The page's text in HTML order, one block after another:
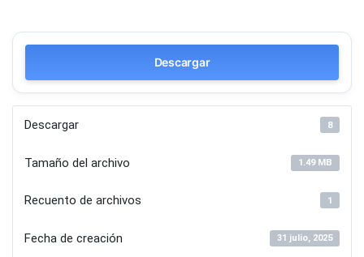
Descargar
Descargar 8
Tamaño del archivo 1.49 MB
Recuento de archivos 1
Fecha de creación 31 julio, 2025